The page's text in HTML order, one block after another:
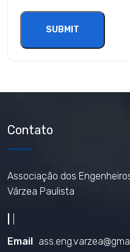
Contato
Associação dos
Várzea Paulista
Email